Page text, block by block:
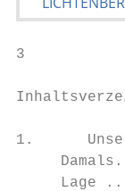
3
1.
Lage